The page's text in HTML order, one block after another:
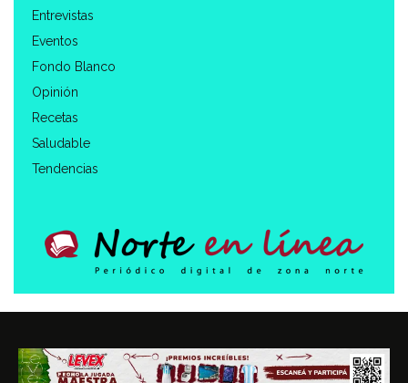
Entrevistas
Eventos
Fondo Blanco
Opinión
Recetas
Saludable
Tendencias